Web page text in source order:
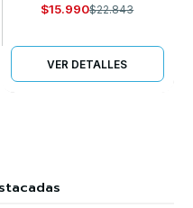
$15.990$22.843
VER DETALLES